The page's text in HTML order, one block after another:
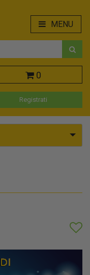
MENU
0
Registrati